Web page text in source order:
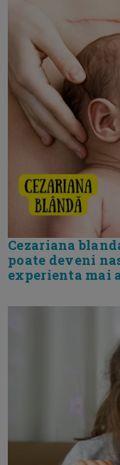
Cezariana
poate deveni
experienta mai